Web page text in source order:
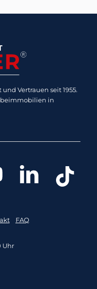
Vertrauen seit 1955.
in
FAQ
Uhr